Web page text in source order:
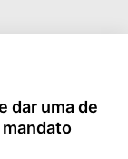
dar uma de
mandato